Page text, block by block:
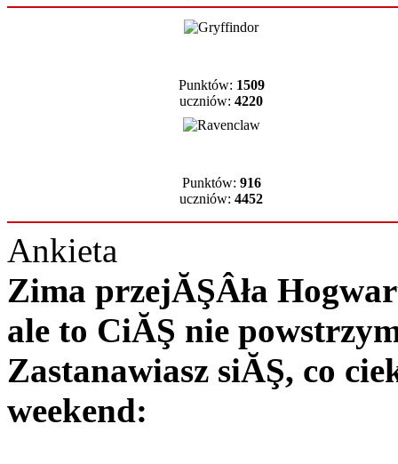
Punktów: 1509
uczniów: 4220
Punktów: 916
uczniów: 4452
Ankieta
Zima przejĂŞÂła
ale to CiĂŞ nie
Zastanawiasz siĂŞ, co
weekend: